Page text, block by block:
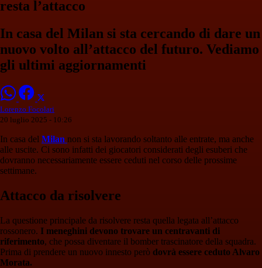
resta l’attacco
In casa del Milan si sta cercando di dare un
nuovo volto all’attacco del futuro. Vediamo
gli ultimi aggiornamenti
Lorenzo Focolari
20 luglio 2025 - 10:26
In casa del Milan non si sta lavorando soltanto alle entrate, ma anche
alle uscite. Ci sono infatti dei giocatori considerati degli esuberi che
dovranno necessariamente essere ceduti nel corso delle prossime
settimane.
Attacco da risolvere
La questione principale da risolvere resta quella legata all’attacco
rossonero. I meneghini devono trovare un centravanti di
riferimento, che possa diventare il bomber trascinatore della squadra.
Prima di prendere un nuovo innesto però dovrà essere ceduto Alvaro
Morata.